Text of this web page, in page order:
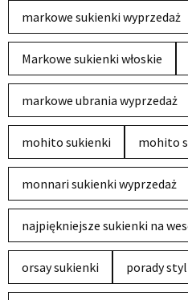
markowe sukienki wyprzedaż
Markowe sukienki włoskie
markowe ubrania wyprzedaż
mohito sukienki mohito
monnari sukienki wyprzedaż
najpiękniejsze sukienki na
orsay sukienki porady